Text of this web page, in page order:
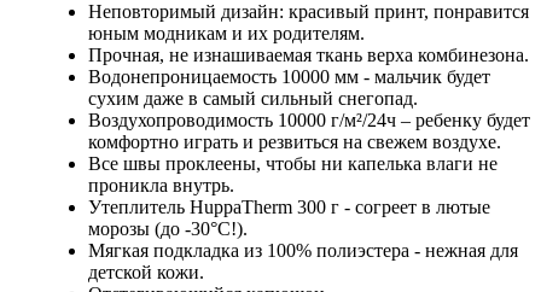
Неповторимый дизайн: красивый принт, понравится
юным модникам и их родителям.
Прочная, не изнашиваемая ткань верха комбинезона.
Водонепроницаемость 10000 мм - мальчик будет
сухим даже в самый сильный снегопад.
Воздухопроводимость 10000 г/м²/24ч – ребенку будет
комфортно играть и резвиться на свежем воздухе.
Все швы проклеены, чтобы ни капелька влаги не
проникла внутрь.
Утеплитель HuppaTherm 300 г - согреет в лютые
морозы (до -30°C!).
Мягкая подкладка из 100% полиэстера - нежная для
детской кожи.